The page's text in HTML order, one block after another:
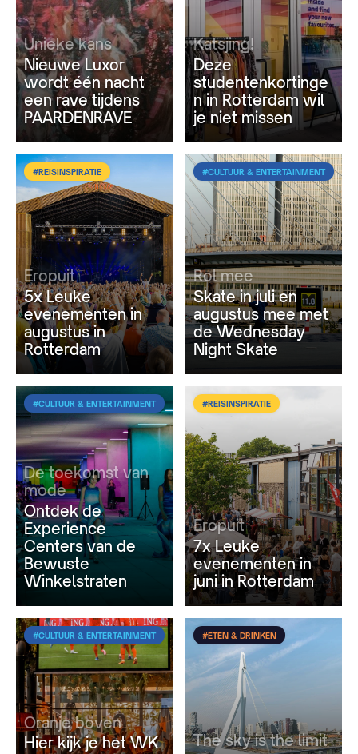
Unieke kans
Nieuwe Luxor
wordt één nacht
een rave tijdens
PAARDENRAVE
Katsjing!
Deze
studentenkortinge
n in Rotterdam wil
je niet missen
#REISINSPIRATIE
Eropuit
5x Leuke
evenementen in
augustus in
Rotterdam
#CULTUUR & ENTERTAINMENT
Rol mee
Skate in juli en
augustus mee met
de Wednesday
Night Skate
#CULTUUR & ENTERTAINMENT
De toekomst van
mode
Ontdek de
Experience
Centers van de
Bewuste
Winkelstraten
#REISINSPIRATIE
Eropuit
7x Leuke
evenementen in
juni in Rotterdam
#CULTUUR & ENTERTAINMENT
Oranje boven
Hier kijk je het WK
#ETEN & DRINKEN
The sky is the limit